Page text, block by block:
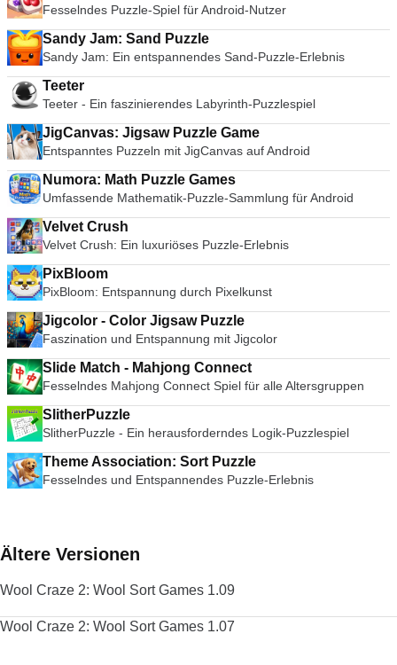
Fesselndes Puzzle-Spiel für Android-Nutzer
Sandy Jam: Sand Puzzle
Sandy Jam: Ein entspannendes Sand-Puzzle-Erlebnis
Teeter
Teeter - Ein faszinierendes Labyrinth-Puzzlespiel
JigCanvas: Jigsaw Puzzle Game
Entspanntes Puzzeln mit JigCanvas auf Android
Numora: Math Puzzle Games
Umfassende Mathematik-Puzzle-Sammlung für Android
Velvet Crush
Velvet Crush: Ein luxuriöses Puzzle-Erlebnis
PixBloom
PixBloom: Entspannung durch Pixelkunst
Jigcolor - Color Jigsaw Puzzle
Faszination und Entspannung mit Jigcolor
Slide Match - Mahjong Connect
Fesselndes Mahjong Connect Spiel für alle Altersgruppen
SlitherPuzzle
SlitherPuzzle - Ein herausforderndes Logik-Puzzlespiel
Theme Association: Sort Puzzle
Fesselndes und Entspannendes Puzzle-Erlebnis
Ältere Versionen
Wool Craze 2: Wool Sort Games 1.09
Wool Craze 2: Wool Sort Games 1.07